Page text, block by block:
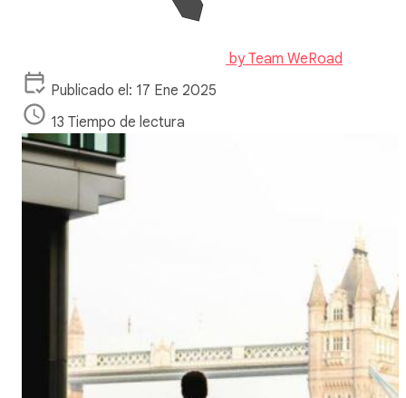
byTeam WeRoad
Publicado el: 17 Ene 2025
13 Tiempo de lectura